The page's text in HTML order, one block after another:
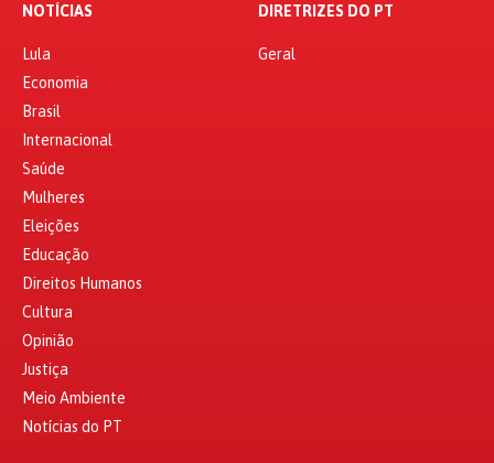
NOTÍCIAS
Lula
Economia
Brasil
Internacional
Saúde
Mulheres
Eleições
Educação
Direitos Humanos
Cultura
Opinião
Justiça
Meio Ambiente
Notícias do PT
DIRETRIZES DO PT
Geral